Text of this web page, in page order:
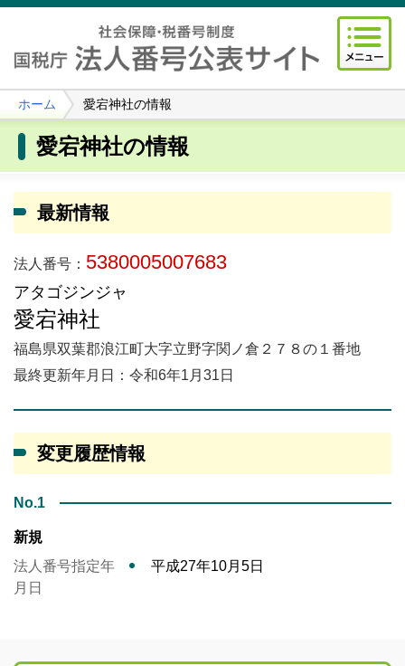
ホーム 愛宕神社の情報
愛宕神社の情報
最新情報
法人番号： 5380005007683
アタゴジンジャ
愛宕神社
福島県双葉郡浪江町大字立野字関ノ倉２７８の１番地
最終更新年月日：令和6年1月31日
変更履歴情報
No.1
新規
法人番号指定年
月日
平成27年10月5日